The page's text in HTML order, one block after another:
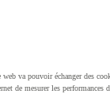
va pouvoir échanger des
de mesurer les performances